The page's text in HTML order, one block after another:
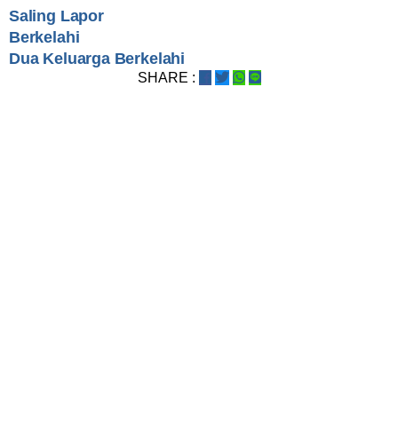
Saling Lapor
Berkelahi
Dua Keluarga Berkelahi
SHARE :